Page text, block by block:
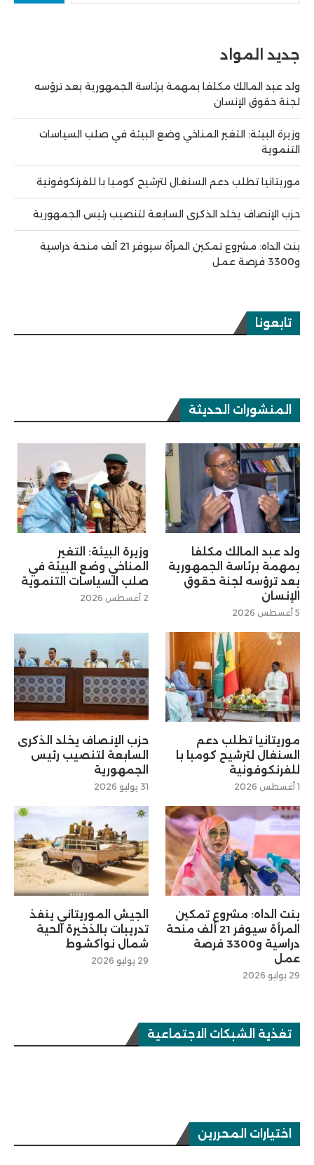
جديد المواد
ولد عبد المالك مكلفا بمهمة برئاسة الجمهورية بعد ترؤسه
لجنة حقوق الإنسان
وزيرة البيئة: التغير المناخي وضع البيئة في صلب السياسات
التنموية
موريتانيا تطلب دعم السنغال لترشيح كومبا با للفرنكوفونية
حزب الإنصاف يخلد الذكرى السابعة لتنصيب رئيس الجمهورية
بنت الداه: مشروع تمكين المرأة سيوفر 21 ألف منحة دراسية
و3300 فرصة عمل
تابعونا
المنشورات الحديثة
ولد عبد المالك مكلفا
بمهمة برئاسة الجمهورية
بعد ترؤسه لجنة حقوق
الإنسان
5 أغسطس 2026
وزيرة البيئة: التغير
المناخي وضع البيئة في
صلب السياسات التنموية
2 أغسطس 2026
موريتانيا تطلب دعم
السنغال لترشيح كومبا با
للفرنكوفونية
1 أغسطس 2026
حزب الإنصاف يخلد الذكرى
السابعة لتنصيب رئيس
الجمهورية
31 يوليو 2026
بنت الداه: مشروع تمكين
المرأة سيوفر 21 ألف منحة
دراسية و3300 فرصة
عمل
29 يوليو 2026
الجيش الموريتاني ينفذ
تدريبات بالذخيرة الحية
شمال نواكشوط
29 يوليو 2026
تغذية الشبكات الاجتماعية
اختيارات المحررين